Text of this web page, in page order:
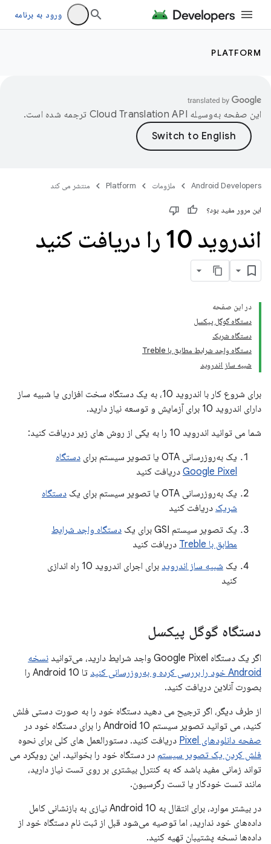
ورود به برنامه
PLATFORM
این صفحه به‌وسیله ترجمه شده است.
Android Developers ملزومات Platform منتشر می کند
این مرور مفید بود؟
اندروید 10 را دریافت کنید
در این صفحه
دستگاه گوگل پیکسل
دستگاه شریک
دستگاه واجد شرایط مطابق با Treble
شبیه ساز اندروید
برای شروع کار با اندروید 10، به یک دستگاه سخت افزاری یا شبیه ساز
دارای اندروید 10 برای آزمایش و توسعه نیاز دارید.
شما می توانید اندروید 10 را به یکی از روش های زیر دریافت کنید:
یک به‌روزرسانی OTA یا تصویر سیستم برای
دستگاه
Google Pixel دریافت کنید
یک به‌روزرسانی OTA یا تصویر سیستم برای یک
دستگاه
شریک دریافت کنید
یک تصویر سیستم GSI برای یک
دستگاه واجد شرایط
مطابق با Treble
دریافت کنید
یک شبیه ساز اندروید
برای اجرای اندروید 10 راه اندازی
کنید
دستگاه گوگل پیکسل
اگر یک دستگاه Google Pixel واجد شرایط دارید، می‌توانید
نسخه
Android خود را بررسی کرده و به‌روزرسانی کنید
تا Android 10 را
بصورت آنلاین دریافت کنید.
از طرف دیگر، اگر ترجیح می دهید دستگاه خود را به صورت دستی فلش
کنید، می توانید تصویر سیستم Android 10 را برای دستگاه خود در
صفحه دانلودهای Pixel
دریافت کنید. دستورالعمل های کلی برای نحوه
فلش کردن یک تصویر سیستم در دستگاه خود را بخوانید. این رویکرد می
تواند زمانی مفید باشد که به کنترل بیشتری بر روی تست نیاز دارید،
مانند تست خودکار یا تست رگرسیون.
در بیشتر موارد، برای انتقال به Android 10 نیازی به بازنشانی کامل
داده‌های خود ندارید، اما توصیه می‌شود قبل از ثبت نام دستگاه خود از
داده‌ها نسخه پشتیبان تهیه کنید.